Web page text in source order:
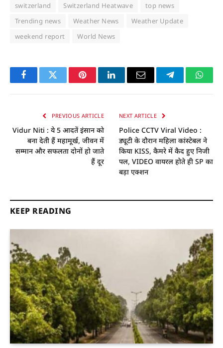
switzerland
Switzerland Heatwave
top news
Trending news
Weather News
Weather Update
weekend report
World News
FacebookTwitter PinterestLinkedInEmail Telegram
PREVIOUS ARTICLE
Vidur Niti : ये 5 आदतें इंसान को
बना देती हैं महामूर्ख, जीवन में
सम्मान और सफलता दोनों हो जाते
हैं दूर
NEXT ARTICLE
Police CCTV Viral Video :
ड्यूटी के दौरान महिला कांस्टेबल ने
किया KISS, कैमरे में कैद हुए निजी
पल, VIDEO वायरल होते ही SP का
बड़ा एक्शन
KEEP READING